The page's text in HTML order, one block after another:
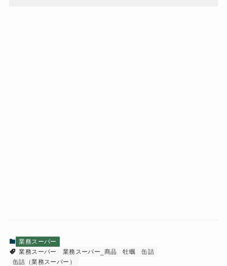
業務スーパー
業務スーパー
業務スーパー_商品 牡蠣
缶詰
缶詰（業務スーパー）